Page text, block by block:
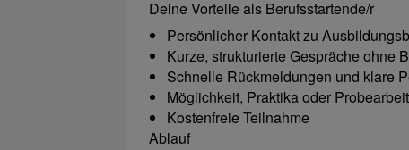
Deine Vorteile als Berufsstartende/r
Persönlicher Kontakt zu
Kurze, strukturierte Gespräche ohne
Schnelle Rückmeldungen und klare
Möglichkeit, Praktika oder
Kostenfreie Teilnahme
Ablauf